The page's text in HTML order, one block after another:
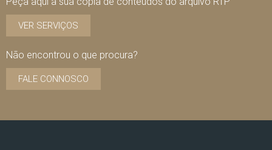
VER SERVIÇOS
Não encontrou o que procura?
FALE CONNOSCO